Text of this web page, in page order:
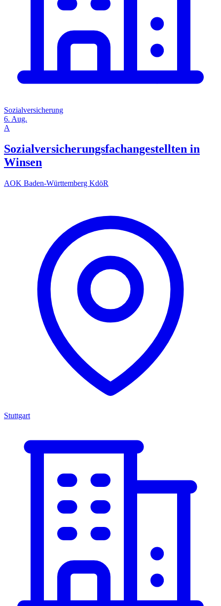
Sozialversicherung
6. Aug.
A
Sozialversicherungsfachangestellten in
Winsen
AOK Baden-Württemberg KdöR
Stuttgart